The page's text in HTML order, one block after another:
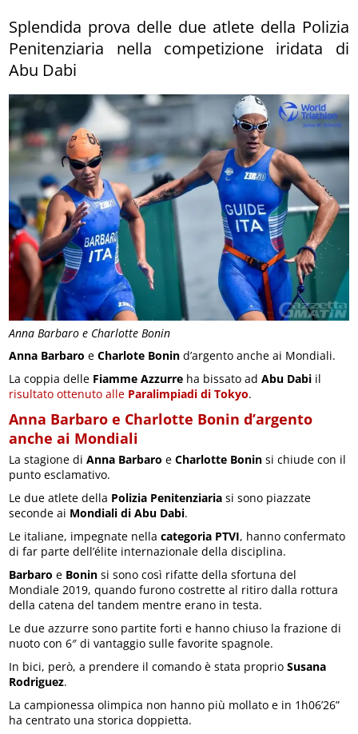
Anna Barbaro e Charlotte Bonin
Splendida prova delle due atlete della Polizia
Penitenziaria nella competizione iridata di
Abu Dabi
Anna Barbaro eCharlote Bonin d’argento anche ai Mondiali.
La coppia delle Fiamme Azzurre ha bissato adAbu Dabi il
risultato ottenuto alle Paralimpiadi di Tokyo.
Anna Barbaro e Charlotte Bonin d’argento
anche ai Mondiali
La stagione diAnna Barbaro eCharlotte Bonin si chiude con il
punto esclamativo.
Le due atlete della Polizia Penitenziaria si sono piazzate
seconde ai Mondiali di Abu Dabi.
Le italiane, impegnate nellacategoria PTVI, hanno confermato
di far parte dell’élite internazionale della disciplina.
Barbaro e Bonin si sono così rifatte della sfortuna del
Mondiale 2019, quando furono costrette al ritiro dalla rottura
della catena del tandem mentre erano in testa.
Le due azzurre sono partite forti e hanno chiuso la frazione di
nuoto con 6″ di vantaggio sulle favorite spagnole.
In bici, però, a prendere il comando è stata proprioSusana
Rodriguez.
La campionessa olimpica non hanno più mollato e in 1h06’26”
ha centrato una storica doppietta.